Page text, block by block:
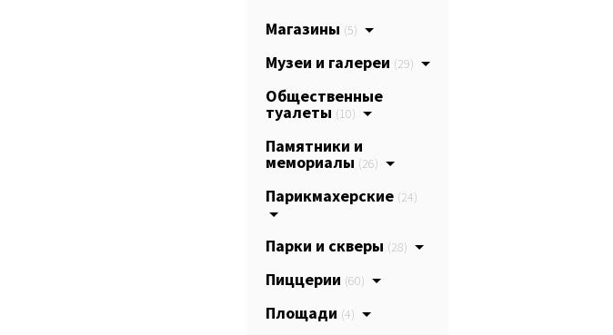
Магазины (5)
Музеи и галереи (29)
Общественные
туалеты (10)
Памятники и
мемориалы (26)
Парикмахерские (24)
Парки и скверы (28)
Пиццерии (60)
Площади (4)